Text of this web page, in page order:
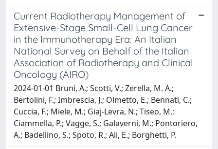
Current Radiotherapy Management of
Extensive-Stage Small-Cell Lung Cancer
in the Immunotherapy Era: An Italian
National Survey on Behalf of the Italian
Association of Radiotherapy and Clinical
Oncology (AIRO)
2024-01-01 Bruni, A.; Scotti, V.; Zerella, M. A.;
Bertolini, F.; Imbrescia, J.; Olmetto, E.; Bennati, C.;
Cuccia, F.; Miele, M.; Giaj-Levra, N.; Tiseo, M.;
Ciammella, P.; Vagge, S.; Galaverni, M.; Pontoriero,
A.; Badellino, S.; Spoto, R.; Ali, E.; Borghetti, P.